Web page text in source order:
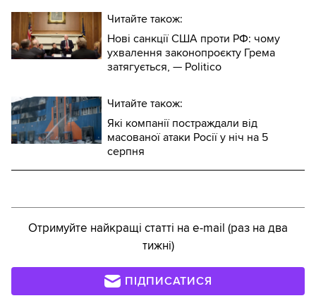
Читайте також:
Нові санкції США проти РФ: чому
ухвалення законопроєкту Грема
затягується, — Politico
Читайте також:
Які компанії постраждали від
масованої атаки Росії у ніч на 5
серпня
Отримуйте найкращі статті на e-mail (раз на два
тижні)
ПІДПИСАТИСЯ